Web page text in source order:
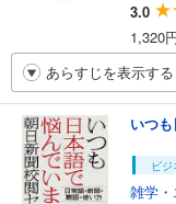
3.0
1,320
あらすじを表示する
いつ
ビ
雑学・